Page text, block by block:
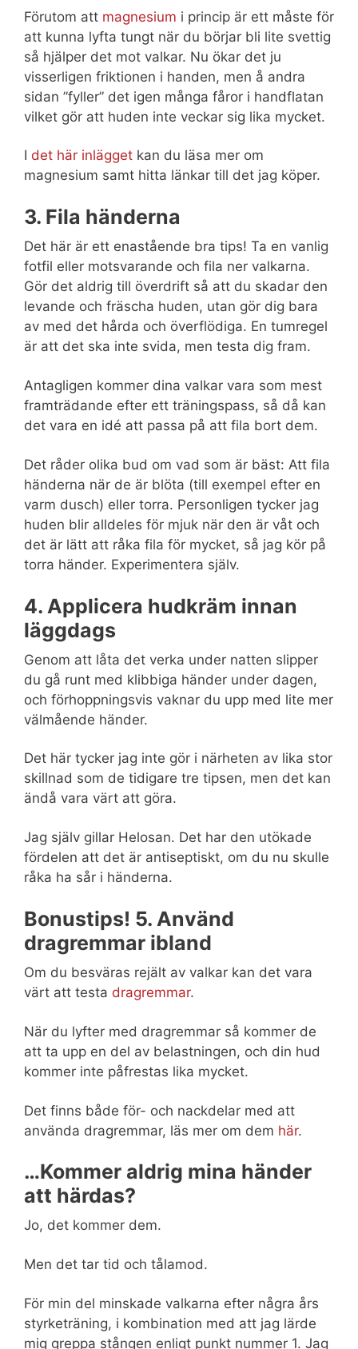
Förutom att magnesium i princip är ett måste för
att kunna lyfta tungt när du börjar bli lite svettig
så hjälper det mot valkar. Nu ökar det ju
visserligen friktionen i handen, men å andra
sidan ”fyller” det igen många fåror i handflatan
vilket gör att huden inte veckar sig lika mycket.
I det här inlägget kan du läsa mer om
magnesium samt hitta länkar till det jag köper.
3. Fila händerna
Det här är ett enastående bra tips! Ta en vanlig
fotfil eller motsvarande och fila ner valkarna.
Gör det aldrig till överdrift så att du skadar den
levande och fräscha huden, utan gör dig bara
av med det hårda och överflödiga. En tumregel
är att det ska inte svida, men testa dig fram.
Antagligen kommer dina valkar vara som mest
framträdande efter ett träningspass, så då kan
det vara en idé att passa på att fila bort dem.
Det råder olika bud om vad som är bäst: Att fila
händerna när de är blöta (till exempel efter en
varm dusch) eller torra. Personligen tycker jag
huden blir alldeles för mjuk när den är våt och
det är lätt att råka fila för mycket, så jag kör på
torra händer. Experimentera själv.
4. Applicera hudkräm innan
läggdags
Genom att låta det verka under natten slipper
du gå runt med klibbiga händer under dagen,
och förhoppningsvis vaknar du upp med lite mer
välmående händer.
Det här tycker jag inte gör i närheten av lika stor
skillnad som de tidigare tre tipsen, men det kan
ändå vara värt att göra.
Jag själv gillar Helosan. Det har den utökade
fördelen att det är antiseptiskt, om du nu skulle
råka ha sår i händerna.
Bonustips! 5. Använd
dragremmar ibland
Om du besväras rejält av valkar kan det vara
värt att testa dragremmar.
När du lyfter med dragremmar så kommer de
att ta upp en del av belastningen, och din hud
kommer inte påfrestas lika mycket.
Det finns både för- och nackdelar med att
använda dragremmar, läs mer om dem här.
…Kommer aldrig mina händer
att härdas?
Jo, det kommer dem.
Men det tar tid och tålamod.
För min del minskade valkarna efter några års
styrketräning, i kombination med att jag lärde
mig greppa stången enligt punkt nummer 1. Jag